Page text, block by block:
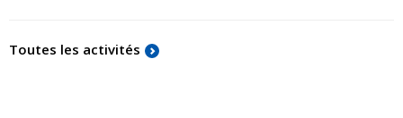
Toutes les activités